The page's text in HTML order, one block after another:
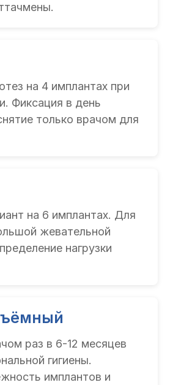
на 4 имплантах при
Фиксация в день
только врачом для
на 6 имплантах. Для
жевательной
нагрузки
раз в 6-12 месяцев
гигиены.
имплантов и